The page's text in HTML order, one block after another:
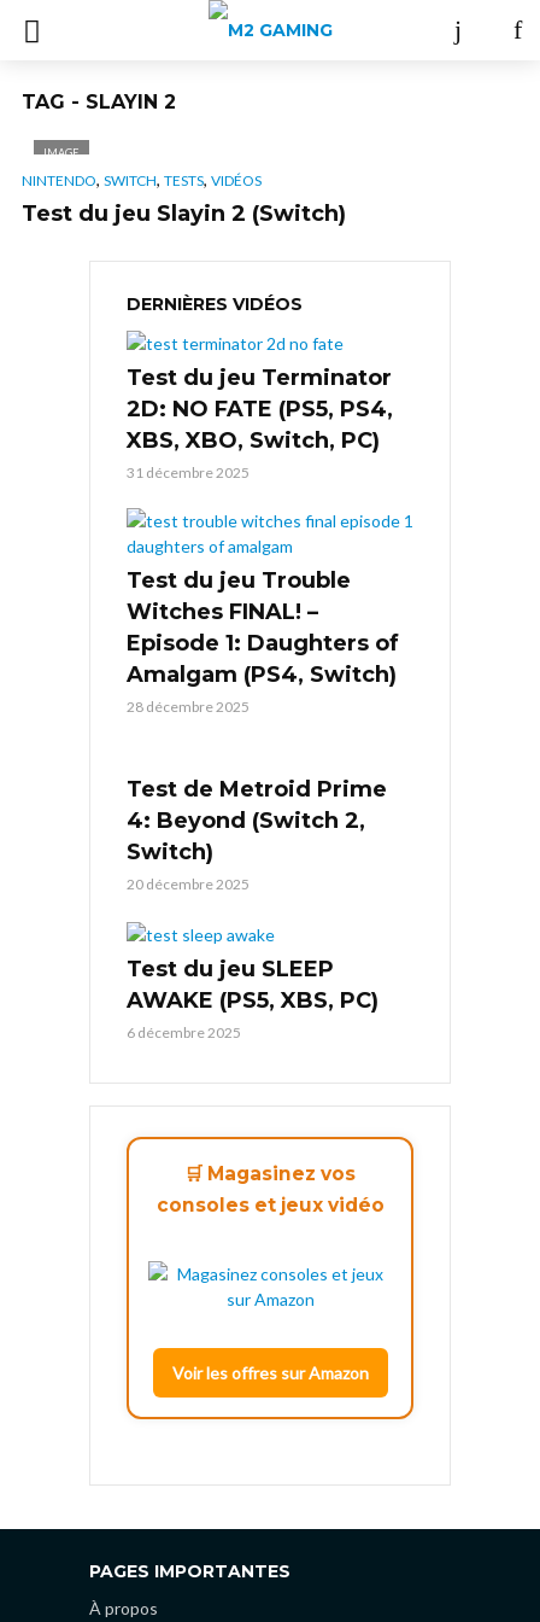
TAG - SLAYIN 2
IMAGE
NINTENDO, SWITCH, TESTS, VIDÉOS
Test du jeu Slayin 2 (Switch)
DERNIÈRES VIDÉOS
Test du jeu Terminator
2D: NO FATE (PS5, PS4,
XBS, XBO, Switch, PC)
31 décembre 2025
Test du jeu Trouble
Witches FINAL! –
Episode 1: Daughters of
Amalgam (PS4, Switch)
28 décembre 2025
Test de Metroid Prime
4: Beyond (Switch 2,
Switch)
20 décembre 2025
Test du jeu SLEEP
AWAKE (PS5, XBS, PC)
6 décembre 2025
🛒 Magasinez vos
consoles et jeux vidéo
Voir les offres sur Amazon
PAGES IMPORTANTES
À propos